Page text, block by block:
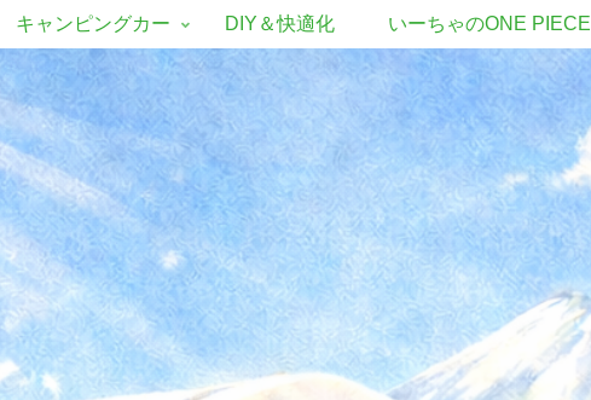
キャンピングカー DIY＆快適化 いーちゃのONE PIECE